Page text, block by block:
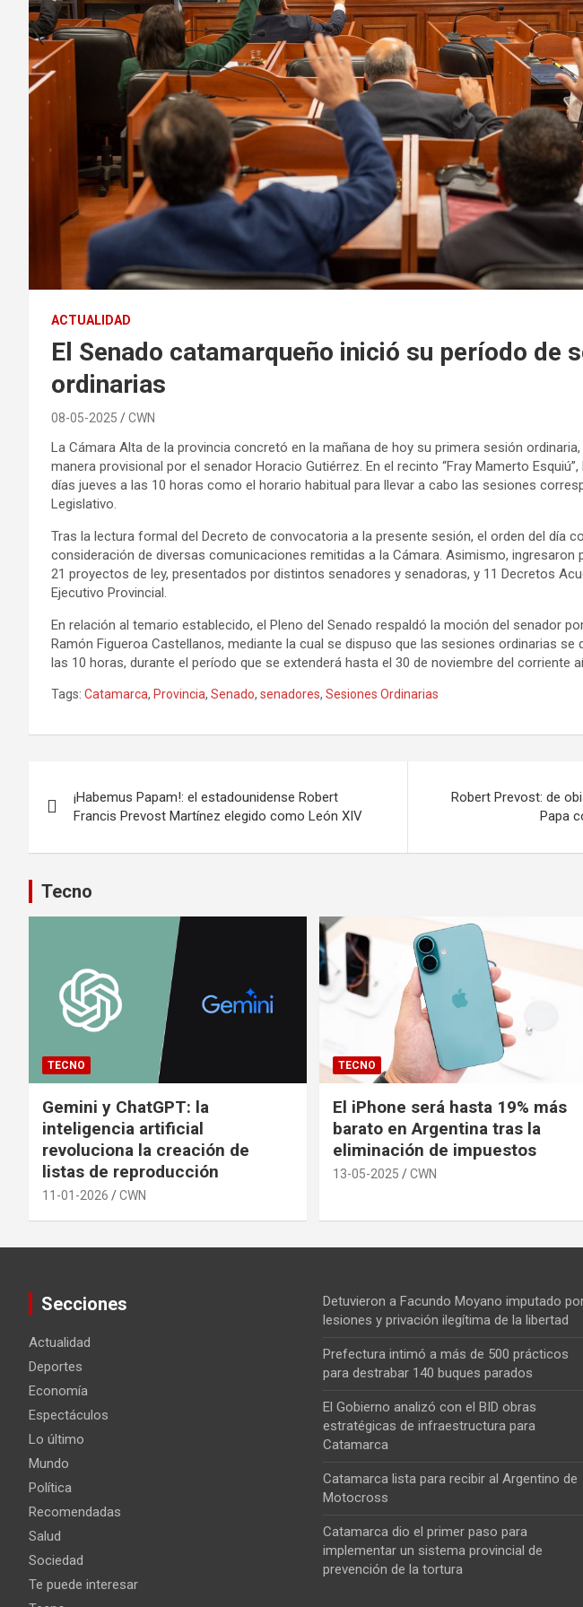
ACTUALIDAD
El Senado catamarqueño inició su período de
ordinarias
08-05-2025 CWN
La Cámara Alta de la provincia concretó en la mañana de hoy su primera sesión
manera provisional por el senador Horacio Gutiérrez. En el recinto “Fray Mamerto
días jueves a las 10 horas como el horario habitual para llevar a cabo las sesiones
Legislativo.
Tras la lectura formal del Decreto de convocatoria a la presente sesión, el orden del día
consideración de diversas comunicaciones remitidas a la Cámara. Asimismo, ingresaron
21 proyectos de ley, presentados por distintos senadores y senadoras, y 11 Decretos
Ejecutivo Provincial.
En relación al temario establecido, el Pleno del Senado respaldó la moción del senador
Ramón Figueroa Castellanos, mediante la cual se dispuso que las sesiones ordinarias se
las 10 horas, durante el período que se extenderá hasta el 30 de noviembre del corriente
Tags: Catamarca, Provincia, Senado, senadores, Sesiones Ordinarias
de
entradas
¡Habemus Papam!: el estadounidense Robert
Francis Prevost Martínez elegido como León XIV
Robert Prevost: de
Papa
Tecno
TECNO
Gemini y ChatGPT: la
inteligencia artificial
revoluciona la creación de
listas de reproducción
11-01-2026 CWN
TECNO
El iPhone será hasta 19% más
barato en Argentina tras la
eliminación de impuestos
13-05-2025 CWN
Secciones
Actualidad
Deportes
Economía
Espectáculos
Lo último
Mundo
Política
Recomendadas
Salud
Sociedad
Te puede interesar
Detuvieron a Facundo Moyano imputado
lesiones y privación ilegítima de la libertad
Prefectura intimó a más de 500 prácticos
para destrabar 140 buques parados
El Gobierno analizó con el BID obras
estratégicas de infraestructura para
Catamarca
Catamarca lista para recibir al Argentino de
Motocross
Catamarca dio el primer paso para
implementar un sistema provincial de
prevención de la tortura